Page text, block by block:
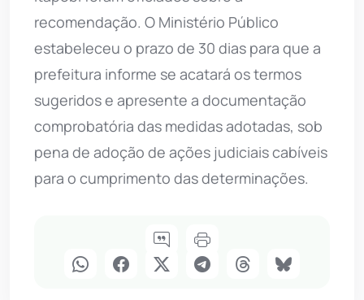
recomendação. O Ministério Público
estabeleceu o prazo de 30 dias para que a
prefeitura informe se acatará os termos
sugeridos e apresente a documentação
comprobatória das medidas adotadas, sob
pena de adoção de ações judiciais cabíveis
para o cumprimento das determinações.